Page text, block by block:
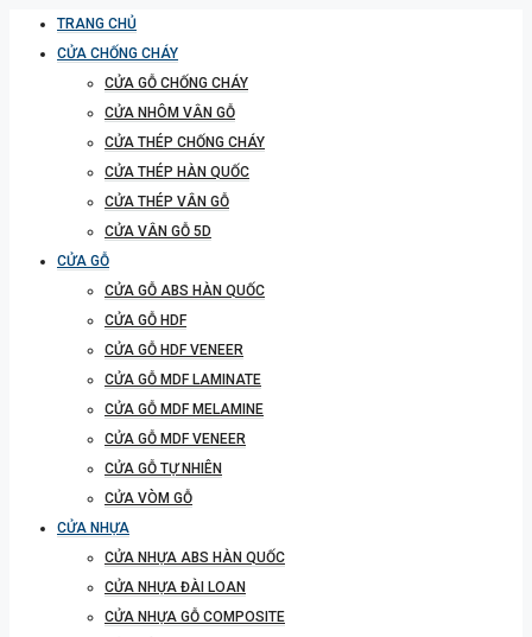
TRANG CHỦ
CỬA CHỐNG CHÁY
CỬA GỖ CHỐNG CHÁY
CỬA NHÔM VÂN GỖ
CỬA THÉP CHỐNG CHÁY
CỬA THÉP HÀN QUỐC
CỬA THÉP VÂN GỖ
CỬA VÂN GỖ 5D
CỬA GỖ
CỬA GỖ ABS HÀN QUỐC
CỬA GỖ HDF
CỬA GỖ HDF VENEER
CỬA GỖ MDF LAMINATE
CỬA GỖ MDF MELAMINE
CỬA GỖ MDF VENEER
CỬA GỖ TỰ NHIÊN
CỬA VÒM GỖ
CỬA NHỰA
CỬA NHỰA ABS HÀN QUỐC
CỬA NHỰA ĐÀI LOAN
CỬA NHỰA GỖ COMPOSITE